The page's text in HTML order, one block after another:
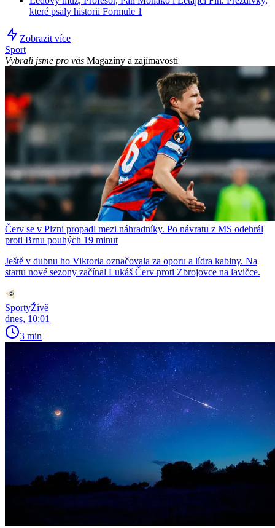
které psaly historii Formule 1
Zobrazit více
Sport
Vybrali jsme pro vás Magazíny a zajímavosti
Červ se v Plzni propadl mezi náhradníky. Po návratu z MS odehrál
proti Brnu pouhých 19 minut
Ještě v dubnu ho Viktoria označovala za oporu a lídra kabiny. Na
startu nové sezony začínal Lukáš Červ proti Zbrojovce na lavičce.
SportyŽivě
dnes, 10:01
3 min